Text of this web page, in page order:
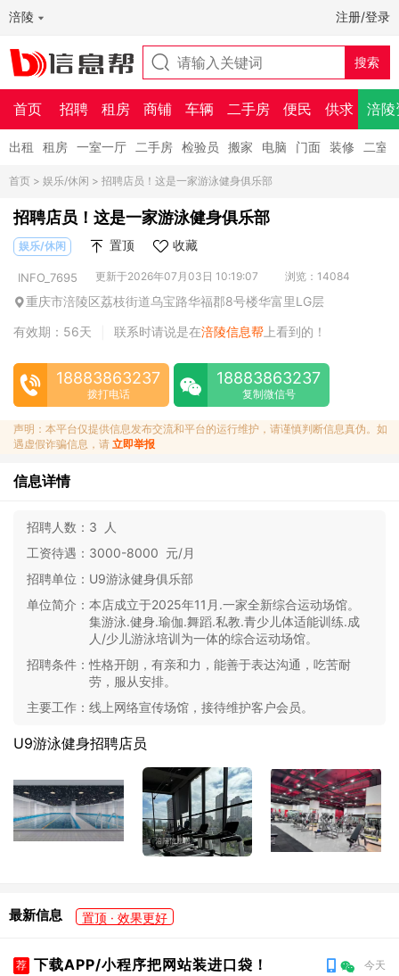
涪陵 注册/登录
首页 招聘 租房 商铺 车辆 二手房 便民 供求 涪陵
出租 租房 一室一厅 二手房 检验员 搬家 电脑 门面 装修 二室
首页 > 娱乐/休闲 > 招聘店员！这是一家游泳健身俱乐部
招聘店员！这是一家游泳健身俱乐部
娱乐/休闲 置顶 收藏
INFO_7695 更新于2026年07月03日 10:19:07 浏览：14084
重庆市涪陵区荔枝街道乌宝路华福郡8号楼华富里LG层
有效期：56天
联系时请说是在涪陵信息帮 上看到的！
18883863237
拨打电话
18883863237
复制微信号
声明：本平台仅提供信息发布交流和平台的运行维护，请谨慎判断信息真伪。如
遇虚假诈骗信息，请 立即举报
信息详情
招聘人数： 3 人
工资待遇： 3000-8000 元/月
招聘单位： U9游泳健身俱乐部
单位简介： 本店成立于2025年11月.一家全新综合运动场馆。
集游泳.健身.瑜伽.舞蹈.私教.青少儿体适能训练.成
人/少儿游泳培训为一体的综合运动场馆。
招聘条件：性格开朗，有亲和力，能善于表达沟通，吃苦耐
劳，服从安排。
主要工作： 线上网络宣传场馆，接待维护客户会员。
U9游泳健身招聘店员
最新信息 置顶 · 效果更好
荐 下载APP/小程序把网站装进口袋！ 今天